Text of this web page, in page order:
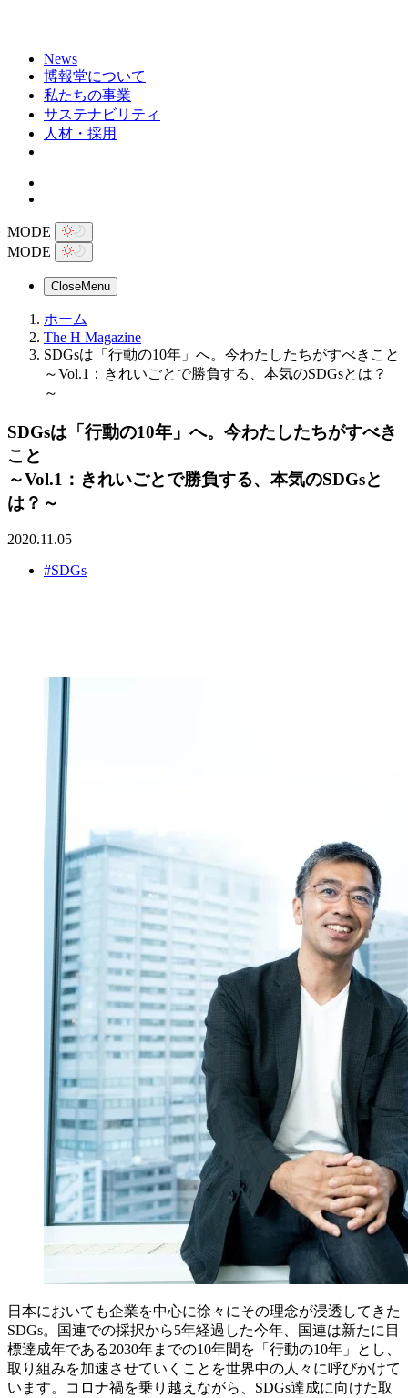
News
博報堂について
私たちの事業
サステナビリティ
人材・採用
MODE
MODE
CloseMenu
ホーム
The H Magazine
SDGsは「行動の10年」へ。今わたしたちがすべきこと
～Vol.1：きれいごとで勝負する、本気のSDGsとは？
～
SDGsは「行動の10年」へ。今わたしたちがすべき
こと
～Vol.1：きれいごとで勝負する、本気のSDGsと
は？～
2020.11.05
#SDGs
日本においても企業を中心に徐々にその理念が浸透してきた
SDGs。国連での採択から5年経過した今年、国連は新たに目
標達成年である2030年までの10年間を「行動の10年」とし、
取り組みを加速させていくことを世界中の人々に呼びかけて
います。コロナ禍を乗り越えながら、SDGs達成に向けた取